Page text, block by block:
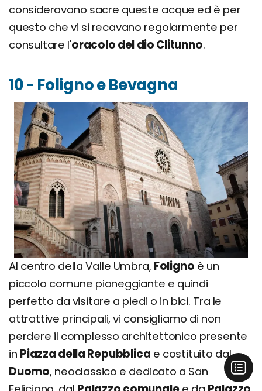
consideravano sacre queste acque ed è per
questo che vi si recavano regolarmente per
consultare l'oracolo del dio Clitunno.
10 - Foligno e Bevagna
Al centro della Valle Umbra, Foligno è un
piccolo comune pianeggiante e quindi
perfetto da visitare a piedi o in bici. Tra le
attrattive principali, vi consigliamo di non
perdere il complesso architettonico presente
in Piazza della Repubblica e costituito dal
Duomo, neoclassico e dedicato a San